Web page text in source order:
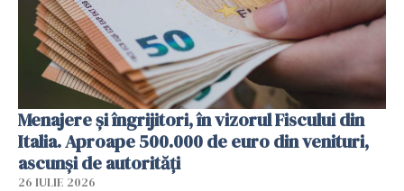
Menajere și îngrijitori, în vizorul Fiscului din
Italia. Aproape 500.000 de euro din venituri,
ascunși de autorități
26 IULIE 2026